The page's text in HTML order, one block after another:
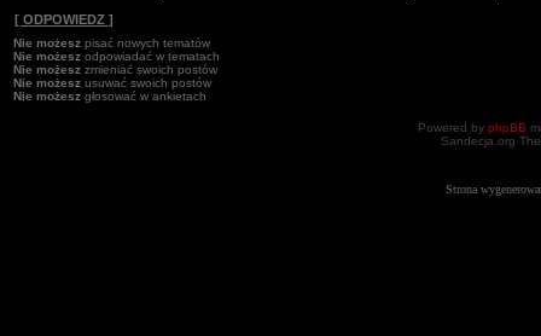
[ ODPOWIEDZ ]
Nie możesz pisać nowych tematów
Nie możesz odpowiadać w tematach
Nie możesz zmieniać swoich postów
Nie możesz usuwać swoich postów
Nie możesz głosować w ankietach
Powered by phpBB
Sandecja.org
Strona